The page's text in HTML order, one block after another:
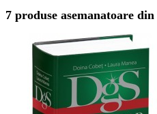
7 produse asemanatoare